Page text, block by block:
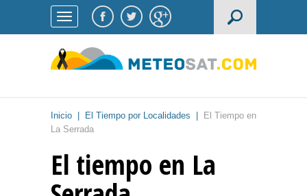
Inicio El Tiempo por Localidades
El Tiempo en
La Serrada
El tiempo en La